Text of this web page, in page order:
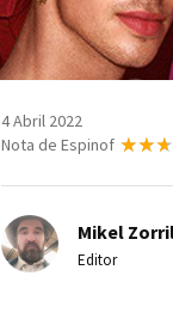
4 Abril 2022
Nota de Espinof
Mikel
Editor